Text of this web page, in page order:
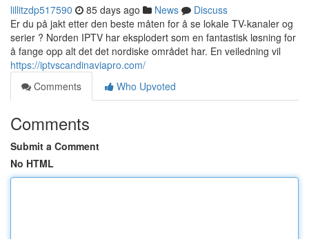
lillitzdp517590 85 days ago News
Discuss
Er du på jakt etter den beste måten for å se lokale TV-kanaler og
serier ? Norden IPTV har eksplodert som en fantastisk løsning for
å fange opp alt det det nordiske området har. En veiledning vil
https://iptvscandinaviapro.com/
Comments
Who Upvoted
Comments
Submit a Comment
No HTML